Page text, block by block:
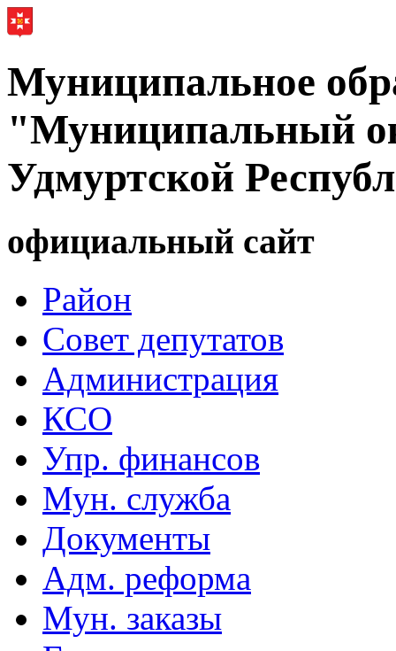
Муниципальное
"Муниципальный
Удмуртской
официальный сайт
Район
Совет депутатов
Администрация
КСО
Упр. финансов
Мун. служба
Документы
Адм. реформа
Мун. заказы